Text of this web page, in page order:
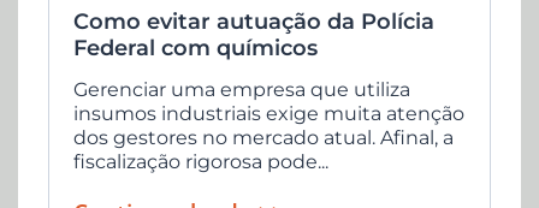
Como evitar autuação da Polícia
Federal com químicos
Gerenciar uma empresa que utiliza
insumos industriais exige muita atenção
dos gestores no mercado atual. Afinal, a
fiscalização rigorosa pode...